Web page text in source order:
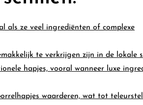
als ze veel ingrediënten of complexe
te verkrijgen zijn in de lokale
hapjes, vooral wanneer luxe
waarderen, wat tot